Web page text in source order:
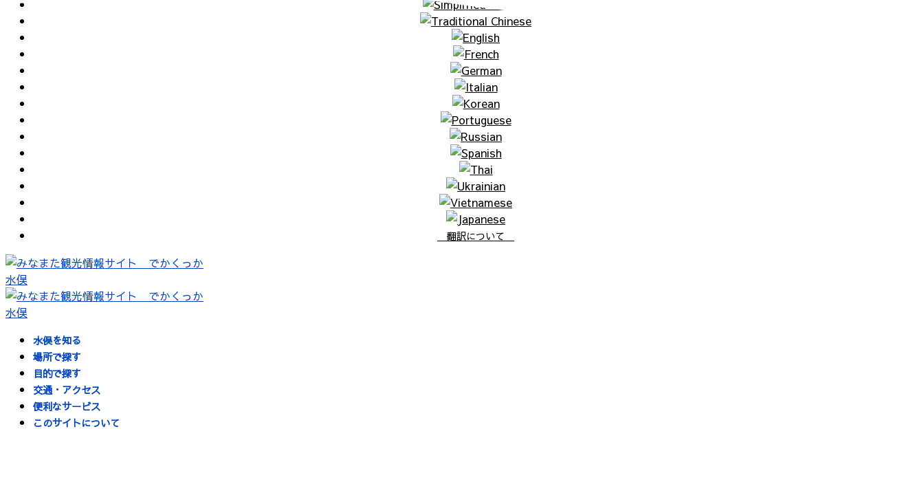
翻訳について
水俣を知る
場所で探す
目的で探す
交通・アクセス
便利なサービス
このサイトについて